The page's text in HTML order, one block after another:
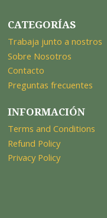
CATEGORÍAS
Trabaja junto a nostros
Sobre Nosotros
Contacto
Preguntas frecuentes
INFORMACIÓN
Terms and Conditions
Refund Policy
Privacy Policy